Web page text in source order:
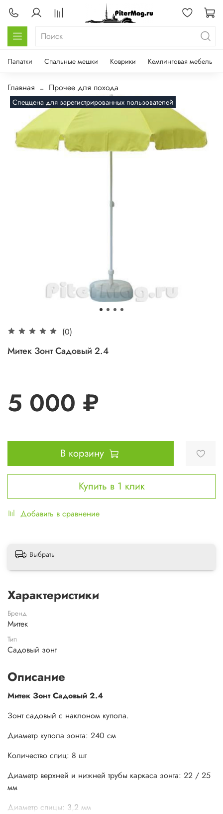
Палатки Спальные мешки Коврики Кемпинговая мебель
Главная Прочее для похода
Спеццена для зарегистрированных пользователей
(0)
Митек Зонт Садовый 2.4
5 000 ₽
В корзину
Купить в 1 клик
Добавить в сравнение
Выбрать
Характеристики
Бренд
Митек
Тип
Садовый зонт
Описание
Митек Зонт Садовый 2.4
Зонт садовый с наклоном купола.
Диаметр купола зонта: 240 см
Количество спиц: 8 шт
Диаметр верхней и нижней трубы каркаса зонта: 22 / 25
мм
Диаметр спицы: 3,2 мм